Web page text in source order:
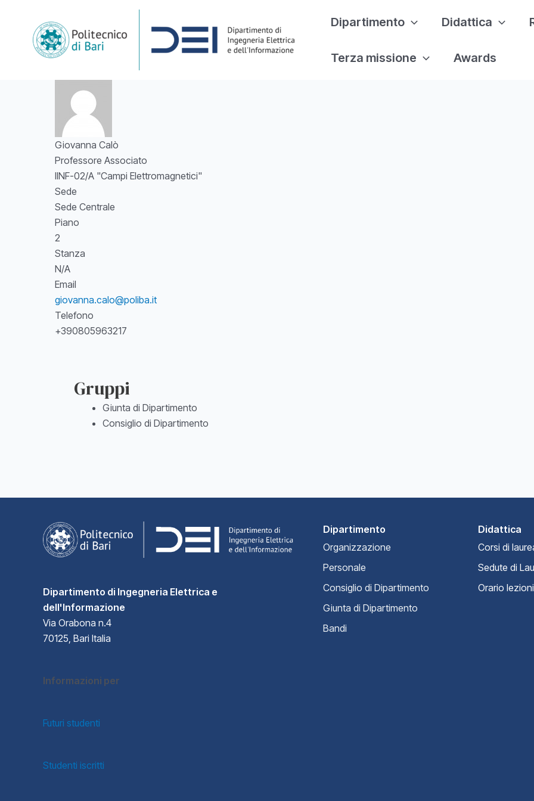
Dipartimento Didattica
Terza missione Awards
Giovanna Calò
Professore Associato
IINF-02/A "Campi Elettromagnetici"
Sede
Sede Centrale
Piano
2
Stanza
N/A
Email
giovanna.calo@poliba.it
Telefono
+390805963217
Gruppi
Giunta di Dipartimento
Consiglio di Dipartimento
Dipartimento di Ingegneria Elettrica e
dell'Informazione
Via Orabona n.4
70125, Bari Italia
Informazioni per
Futuri studenti
Studenti iscritti
Dipartimento
Organizzazione
Personale
Consiglio di Dipartimento
Giunta di Dipartimento
Bandi
Didattica
Corsi di
Sedute di
Orario lezioni